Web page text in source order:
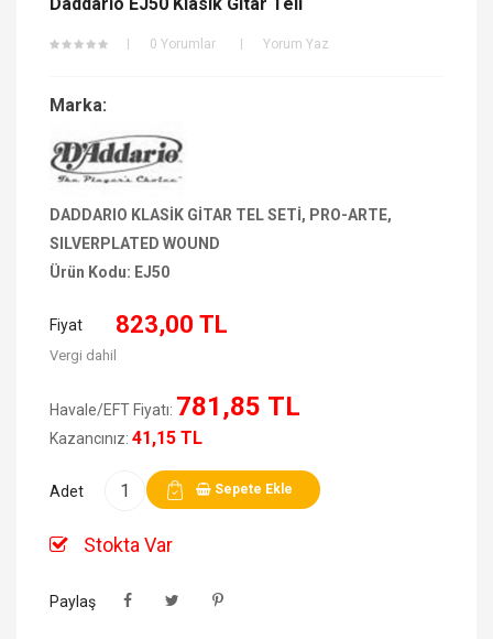
0 Yorumlar Yorum Yaz
Marka:
DADDARIO KLASİK GİTAR TEL SETİ, PRO-ARTE,
SILVERPLATED WOUND
Ürün Kodu: EJ50
Fiyat 823,00 TL
Vergi dahil
Havale/EFT Fiyatı: 781,85 TL
Kazancınız: 41,15 TL
Adet Sepete Ekle
Stokta Var
Paylaş